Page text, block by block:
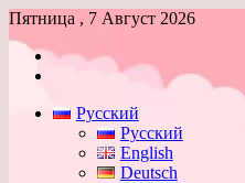
Пятница , 7 Август 2026
Войти
Русский
Русский
English
Deutsch